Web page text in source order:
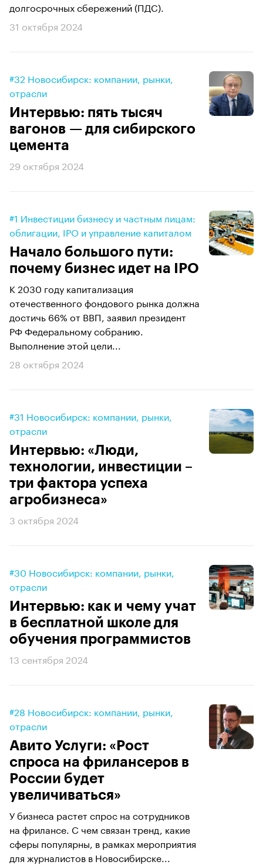
долгосрочных сбережений (ПДС).
31 октября 2024
#32 Новосибирск: компании, рынки,
отрасли
Интервью: пять тысяч
вагонов — для сибирского
цемента
29 октября 2024
#1 Инвестиции бизнесу и частным лицам:
облигации, IPO и управление капиталом
Начало большого пути:
почему бизнес идет на IPO
К 2030 году капитализация
отечественного фондового рынка должна
достичь 66% от ВВП, заявил президент
РФ Федеральному собранию.
Выполнение этой цели...
28 октября 2024
#31 Новосибирск: компании, рынки,
отрасли
Интервью: «Люди,
технологии, инвестиции –
три фактора успеха
агробизнеса»
3 октября 2024
#30 Новосибирск: компании, рынки,
отрасли
Интервью: как и чему учат
в бесплатной школе для
обучения программистов
13 сентября 2024
#28 Новосибирск: компании, рынки,
отрасли
Авито Услуги: «Рост
спроса на фрилансеров в
России будет
увеличиваться»
У бизнеса растет спрос на сотрудников
на фрилансе. С чем связан тренд, какие
сферы популярны, в рамках мероприятия
для журналистов в Новосибирске...